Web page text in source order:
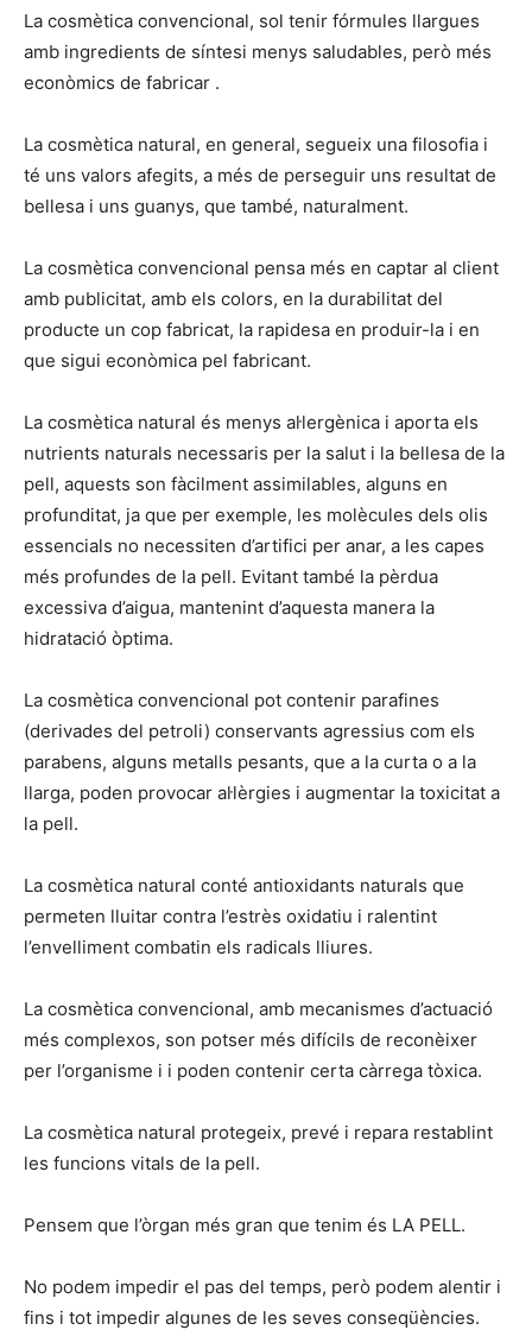
La cosmètica convencional, sol tenir fórmules llargues
amb ingredients de síntesi menys saludables, però més
econòmics de fabricar .
La cosmètica natural, en general, segueix una filosofia i
té uns valors afegits, a més de perseguir uns resultat de
bellesa i uns guanys, que també, naturalment.
La cosmètica convencional pensa més en captar al client
amb publicitat, amb els colors, en la durabilitat del
producte un cop fabricat, la rapidesa en produir-la i en
que sigui econòmica pel fabricant.
La cosmètica natural és menys al·lergènica i aporta els
nutrients naturals necessaris per la salut i la bellesa de la
pell, aquests son fàcilment assimilables, alguns en
profunditat, ja que per exemple, les molècules dels olis
essencials no necessiten d’artifici per anar, a les capes
més profundes de la pell. Evitant també la pèrdua
excessiva d’aigua, mantenint d’aquesta manera la
hidratació òptima.
La cosmètica convencional pot contenir parafines
(derivades del petroli) conservants agressius com els
parabens, alguns metalls pesants, que a la curta o a la
llarga, poden provocar al·lèrgies i augmentar la toxicitat a
la pell.
La cosmètica natural conté antioxidants naturals que
permeten lluitar contra l’estrès oxidatiu i ralentint
l’envelliment combatin els radicals lliures.
La cosmètica convencional, amb mecanismes d’actuació
més complexos, son potser més difícils de reconèixer
per l’organisme i i poden contenir certa càrrega tòxica.
La cosmètica natural protegeix, prevé i repara restablint
les funcions vitals de la pell.
Pensem que l’òrgan més gran que tenim és LA PELL.
No podem impedir el pas del temps, però podem alentir i
fins i tot impedir algunes de les seves conseqüències.